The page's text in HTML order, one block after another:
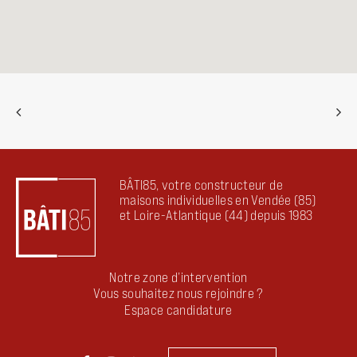
BÂTI85, votre constructeur de
maisons individuelles en Vendée (85)
et Loire-Atlantique (44) depuis 1983
Notre zone d’intervention
Vous souhaitez nous rejoindre ?
Espace candidature